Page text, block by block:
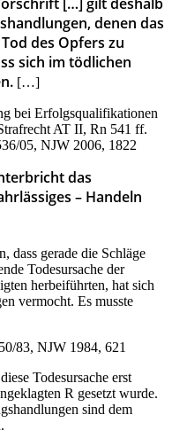
denen das
des Opfers zu
sich im tödlichen
[…]
bei Erfolgsqualifikationen
AT II, Rn 541 ff.
05, NJW 2006, 1822
das
– Handeln
dass gerade die Schläge
Todesursache der
herbeiführten, hat sich
vermocht. Es musste
83, NJW 1984, 621
Todesursache erst
R gesetzt wurde.
sind dem